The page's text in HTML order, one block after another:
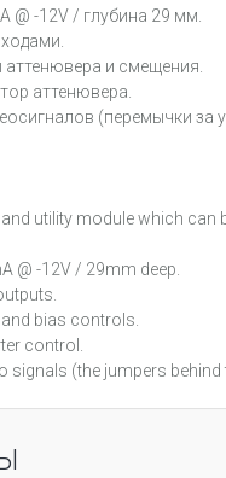
@ -12V / глубина 29 мм.
и смещения.
аттенювера.
(перемычки
utility module which
@ -12V / 29mm deep.
bias controls.
control.
signals (the jumpers